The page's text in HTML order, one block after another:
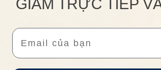
đến thời trang thể thao theo cảm hứng
phục thể thao sành điệu và sang trọng.
FU3560
GIẢM TRỰC TIẾP
Email